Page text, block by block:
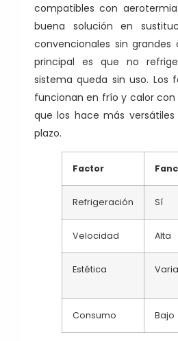
compatibles con
buena solución en
convencionales sin grandes
principal es que no
sistema queda sin uso. Los
funcionan en frío y calor con
que los hace más
plazo.
Factor
Refrigeración Sí
Velocidad Alta
Estética
Consumo Bajo